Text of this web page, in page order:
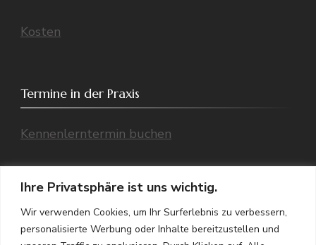
Ihre Privatsphäre ist uns wichtig.
Wir verwenden Cookies, um Ihr Surferlebnis zu verbessern,
personalisierte Werbung oder Inhalte bereitzustellen und
Kosten
Termine in der Praxis
Kennenlerntermin buchen
Übersicht aller Termine (Telefon/ Praxis,
Video)